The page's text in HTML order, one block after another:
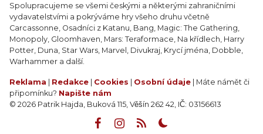
Spolupracujeme se všemi českými a některými zahraničními
vydavatelstvími a pokrýváme hry všeho druhu včetně
Carcassonne, Osadníci z Katanu, Bang, Magic: The Gathering,
Monopoly, Gloomhaven, Mars: Teraformace, Na křídlech, Harry
Potter, Duna, Star Wars, Marvel, Divukraj, Krycí jména, Dobble,
Warhammer a další.
Reklama Redakce Cookies Osobní údaje | Máte námět či
připomínku? Napište nám
© 2026 Patrik Hajda, Buková 115, Věšín 262 42, IČ: 03156613